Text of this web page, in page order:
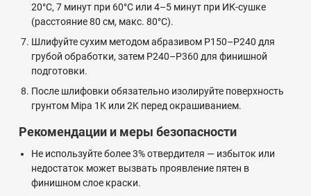
20°C, 7 минут при 60°C или 4–5 минут при ИК-сушке
(расстояние 80 см, макс. 80°C).
Шлифуйте сухим методом абразивом P150–P240 для
грубой обработки, затем P240–P360 для финишной
подготовки.
После шлифовки обязательно изолируйте поверхность
грунтом Mipa 1K или 2K перед окрашиванием.
Рекомендации и меры безопасности
Не используйте более 3% отвердителя — избыток или
недостаток может вызвать проявление пятен в
финишном слое краски.